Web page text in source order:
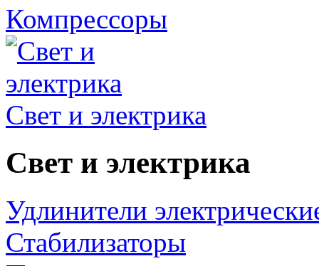
Компрессоры
Свет и электрика
Свет и электрика
Удлинители
Стабилизаторы